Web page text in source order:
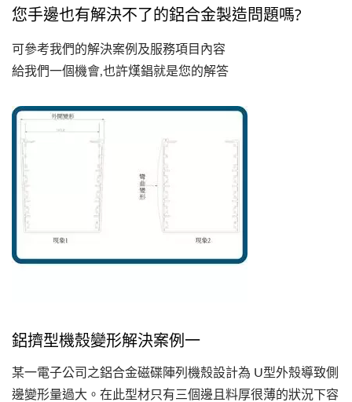
您手邊也有解決不了的鋁合金製造問題嗎?
可參考我們的解決案例及服務項目內容
給我們一個機會,也許熯錩就是您的解答
鋁擠型機殼變形解決案例一
某一電子公司之鋁合金磁碟陣列機殼設計為 U型外殼導致側
邊變形量過大。在此型材只有三個邊且料厚很薄的狀況下容